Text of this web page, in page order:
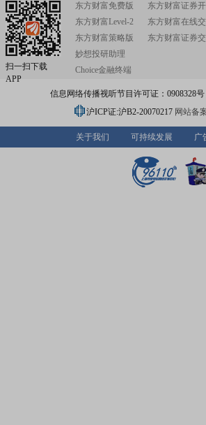
扫一扫下载
APP
东方财富免费版
东方财富Level-2
东方财富策略版
妙想投研助理
Choice金融终端
东方财富证券
东方财富在线
东方财富证券
信息网络传播视听节目许可证：0908328
沪ICP证:沪B2-20070217 网站备
关于我们 可持续发展 广